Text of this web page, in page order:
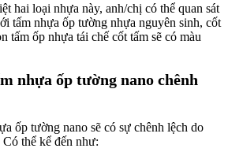
hai loại nhựa này, anh/chị có thể quan sát
tấm nhựa ốp tường nhựa nguyên sinh, cốt
tấm ốp nhựa tái chế cốt tấm sẽ có màu
nhựa ốp tường nano chênh
ốp tường nano sẽ có sự chênh lệch do
thể kể đến như: